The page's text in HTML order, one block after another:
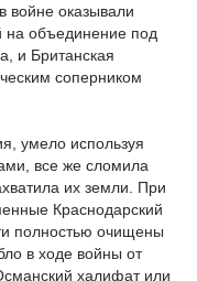
войне оказывали
на объединение под
и Британская
соперником
умело используя
все же сломила
их земли. При
Краснодарский
полностью очищены
в ходе войны от
халифат или